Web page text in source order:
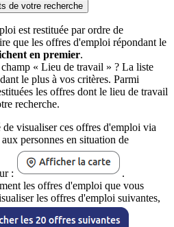
de votre recherche
est restituée par ordre de
que les offres d'emploi répondant le
en premier.
« Lieu de travail » ? La liste
le plus à vos critères. Parmi
les offres dont le lieu de travail
recherche.
visualiser ces offres d'emploi via
personnes en situation de
:
.
les offres d'emploi que vous
les offres d'emploi suivantes,